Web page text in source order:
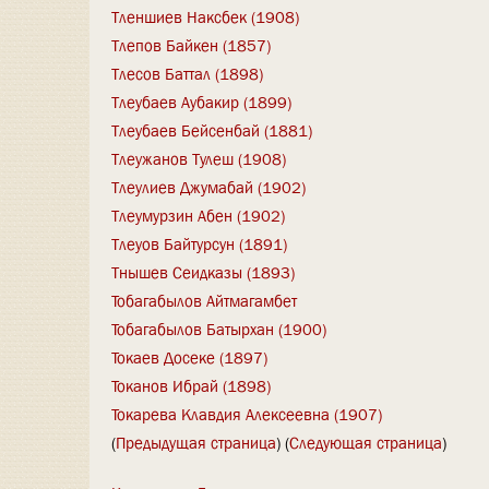
Тленшиев Наксбек (1908)
Тлепов Байкен (1857)
Тлесов Баттал (1898)
Тлеубаев Аубакир (1899)
Тлеубаев Бейсенбай (1881)
Тлеужанов Тулеш (1908)
Тлеулиев Джумабай (1902)
Тлеумурзин Абен (1902)
Тлеуов Байтурсун (1891)
Тнышев Сеидказы (1893)
Тобагабылов Айтмагамбет
Тобагабылов Батырхан (1900)
Токаев Досеке (1897)
Токанов Ибрай (1898)
Токарева Клавдия Алексеевна (1907)
(Предыдущая страница) (Следующая страница)